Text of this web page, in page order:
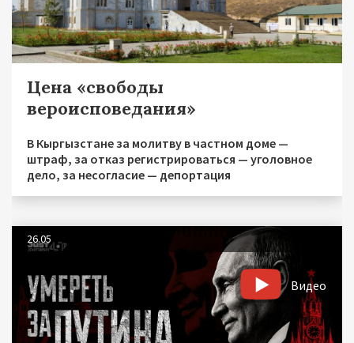
Цена «свободы
вероисповедания»
В Кыргызстане за молитву в частном доме —
штраф, за отказ регистрироваться — уголовное
дело, за несогласие — депортация
26.05
Видео